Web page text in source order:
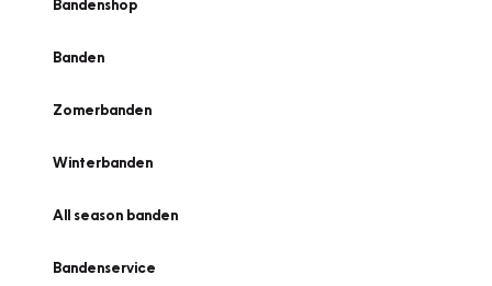
Bandenshop
Banden
Zomerbanden
Winterbanden
All season banden
Bandenservice